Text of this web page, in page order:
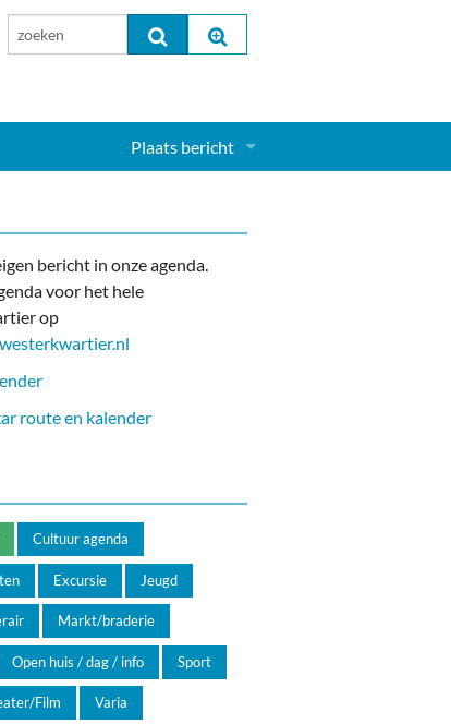
Plaats bericht
bericht in onze agenda.
voor het hele
op
route en kalender
Cultuur agenda
Excursie Jeugd
Markt/braderie
Open huis / dag / info Sport
Film Varia